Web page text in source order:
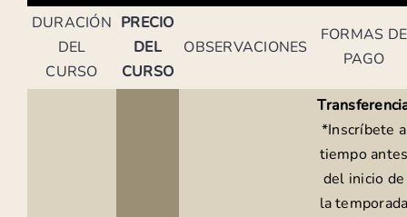
DURACIÓN
DEL
CURSO
PRECIO
DEL
CURSO
OBSERVACIONES
FORMAS DE
PAGO
*Inscríbete a
tiempo
del inicio de
la